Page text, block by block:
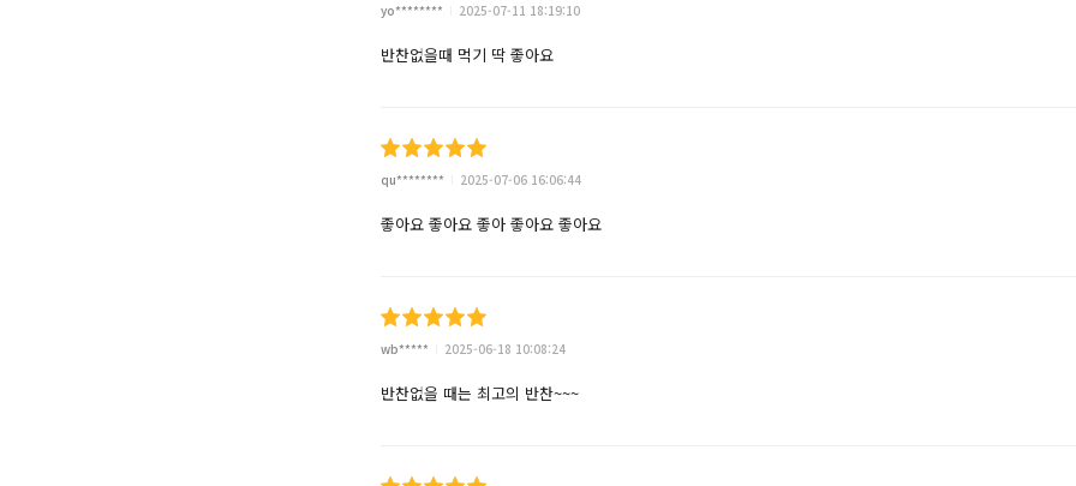
yo******** 2025-07-11 18:19:10
반찬없을때 먹기 딱 좋아요
qu******** 2025-07-06 16:06:44
좋아요 좋아요 좋아 좋아요 좋아요
wb***** 2025-06-18 10:08:24
반찬없을 때는 최고의 반찬~~~